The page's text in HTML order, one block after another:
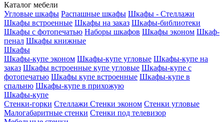
Каталог мебели
Угловые шкафы Распашные шкафы Шкафы - Стеллажи
Шкафы встроенные Шкафы на заказ Шкафы-библиотеки
Шкафы с фотопечатью Наборы шкафов Шкафы эконом Шкаф-
пенал Шкафы книжные
Шкафы
Шкафы-купе эконом Шкафы-купе угловые Шкафы-купе на
заказ Шкафы встроенные купе угловые Шкафы-купе с
фотопечатью Шкафы купе встроенные Шкафы-купе в
спальню Шкафы-купе в прихожую
Шкафы-купе
Стенки-горки Стеллажи Стенки эконом Стенки угловые
Малогабаритные стенки Стенки под телевизор